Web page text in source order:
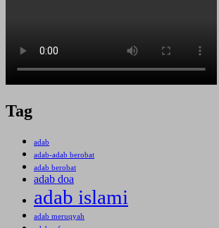
Tag
adab
adab-adab berobat
adab berobat
adab doa
adab islami
adab meruqyah